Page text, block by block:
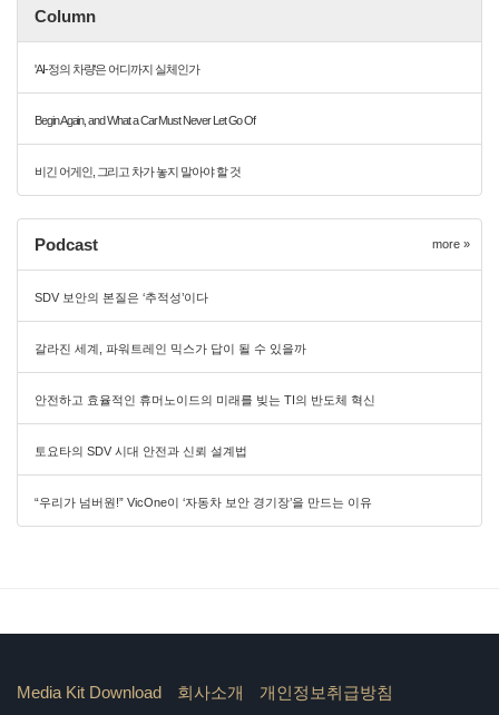
Column
'AI-정의 차량'은 어디까지 실체인가
Begin Again, and What a Car Must Never Let Go Of
비긴 어게인, 그리고 차가 놓지 말아야 할 것
Podcast more »
SDV 보안의 본질은 ‘추적성’이다
갈라진 세계, 파워트레인 믹스가 답이 될 수 있을까
안전하고 효율적인 휴머노이드의 미래를 빚는 TI의 반도체 혁신
토요타의 SDV 시대 안전과 신뢰 설계법
“우리가 넘버원!” VicOne이 ‘자동차 보안 경기장’을 만드는 이유
Media Kit Download 회사소개 개인정보취급방침